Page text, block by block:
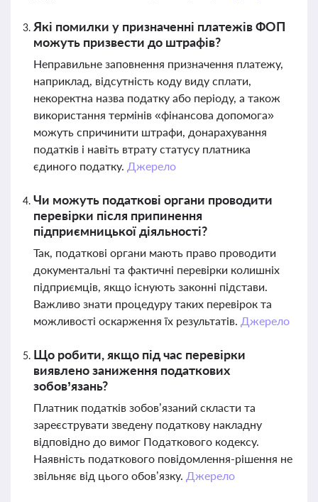
Які помилки у призначенні платежів ФОП
можуть призвести до штрафів?
Неправильне заповнення призначення платежу,
наприклад, відсутність коду виду сплати,
некоректна назва податку або періоду, а також
використання термінів «фінансова допомога»
можуть спричинити штрафи, донарахування
податків і навіть втрату статусу платника
єдиного податку. Джерело
Чи можуть податкові органи проводити
перевірки після припинення
підприємницької діяльності?
Так, податкові органи мають право проводити
документальні та фактичні перевірки колишніх
підприємців, якщо існують законні підстави.
Важливо знати процедуру таких перевірок та
можливості оскарження їх результатів. Джерело
Що робити, якщо під час перевірки
виявлено заниження податкових
зобов’язань?
Платник податків зобов’язаний скласти та
зареєструвати зведену податкову накладну
відповідно до вимог Податкового кодексу.
Наявність податкового повідомлення-рішення не
звільняє від цього обов’язку. Джерело